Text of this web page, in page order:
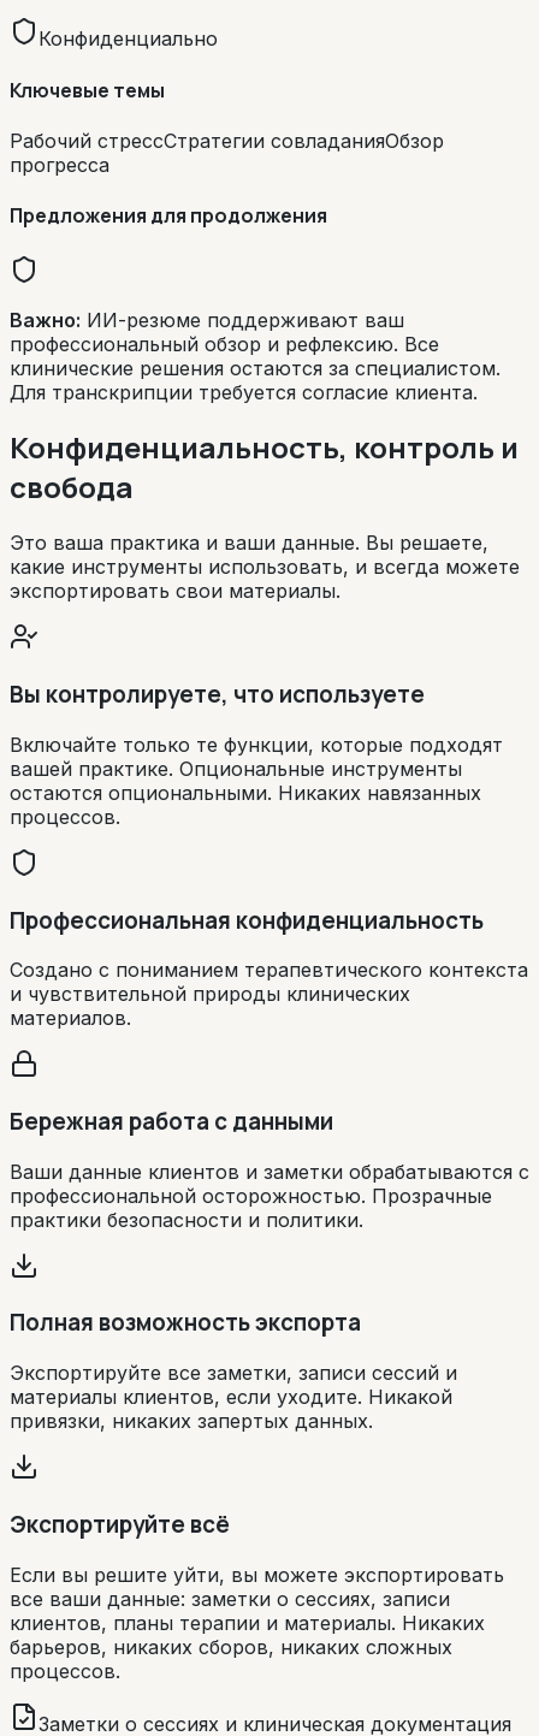
Конфиденциально
Ключевые темы
Рабочий стрессСтратегии совладанияОбзор
прогресса
Предложения для продолжения
Важно: ИИ-резюме поддерживают ваш
профессиональный обзор и рефлексию. Все
клинические решения остаются за специалистом.
Для транскрипции требуется согласие клиента.
Конфиденциальность, контроль и
свобода
Это ваша практика и ваши данные. Вы решаете,
какие инструменты использовать, и всегда можете
экспортировать свои материалы.
Вы контролируете, что используете
Включайте только те функции, которые подходят
вашей практике. Опциональные инструменты
остаются опциональными. Никаких навязанных
процессов.
Профессиональная конфиденциальность
Создано с пониманием терапевтического контекста
и чувствительной природы клинических
материалов.
Бережная работа с данными
Ваши данные клиентов и заметки обрабатываются с
профессиональной осторожностью. Прозрачные
практики безопасности и политики.
Полная возможность экспорта
Экспортируйте все заметки, записи сессий и
материалы клиентов, если уходите. Никакой
привязки, никаких запертых данных.
Экспортируйте всё
Если вы решите уйти, вы можете экспортировать
все ваши данные: заметки о сессиях, записи
клиентов, планы терапии и материалы. Никаких
барьеров, никаких сборов, никаких сложных
процессов.
Заметки о сессиях и клиническая документация